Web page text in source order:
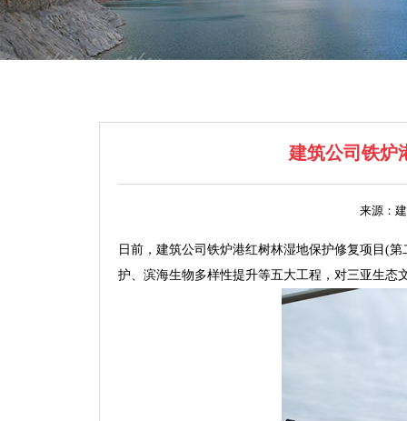
建筑公司铁炉
来源：
日前，建筑公司铁炉港红树林湿地保护修复项目(
护、滨海生物多样性提升等五大工程，对三亚生态